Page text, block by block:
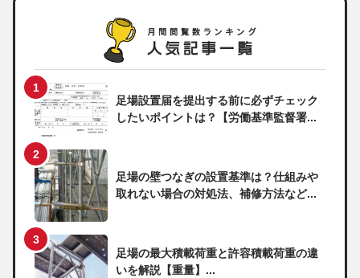
足場設置届を提出する前に必ずチェック
したいポイントは？【労働基準監督署...
足場の壁つなぎの設置基準は？仕組みや
取れない場合の対処法、補修方法など...
足場の最大積載荷重と許容積載荷重の違
いを解説【重量】...